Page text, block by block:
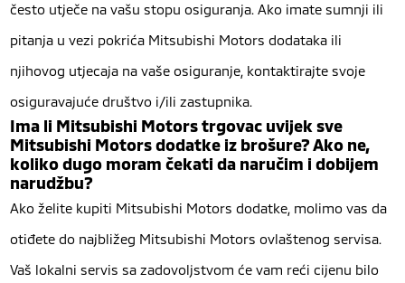
često utječe na vašu stopu osiguranja. Ako imate sumnji ili
pitanja u vezi pokrića Mitsubishi Motors dodataka ili
njihovog utjecaja na vaše osiguranje, kontaktirajte svoje
osiguravajuće društvo i/ili zastupnika.
Ima li Mitsubishi Motors trgovac uvijek sve
Mitsubishi Motors dodatke iz brošure? Ako ne,
koliko dugo moram čekati da naručim i dobijem
narudžbu?
Ako želite kupiti Mitsubishi Motors dodatke, molimo vas da
otiđete do najbližeg Mitsubishi Motors ovlaštenog servisa.
Vaš lokalni servis sa zadovoljstvom će vam reći cijenu bilo